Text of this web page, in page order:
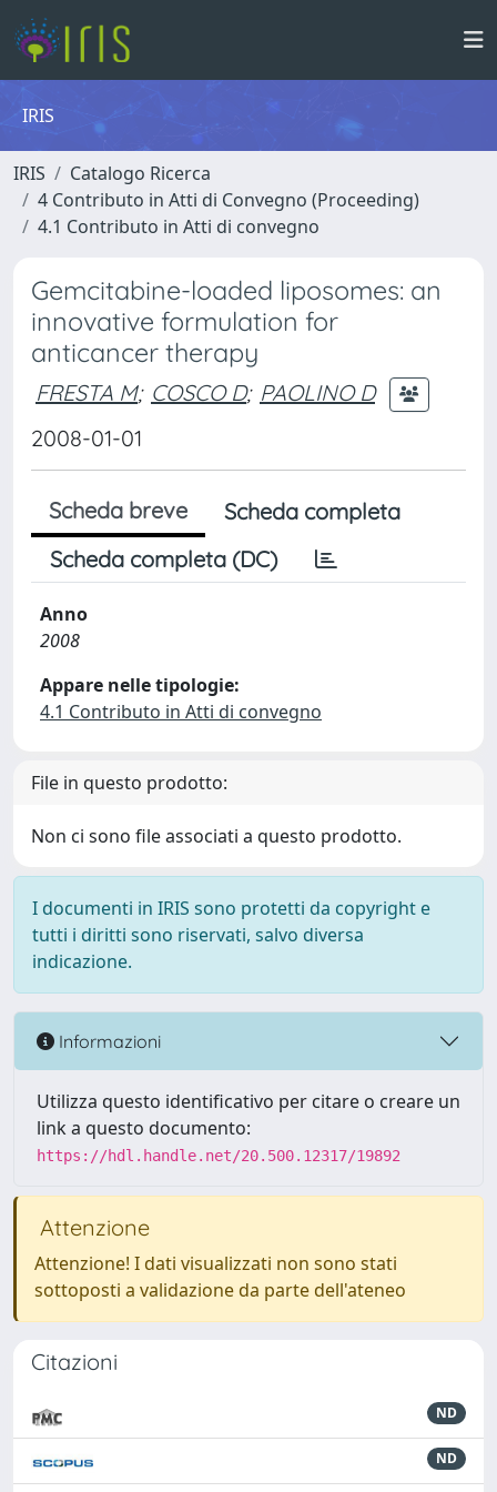
IRIS
IRIS
Catalogo Ricerca
4 Contributo in Atti di Convegno (Proceeding)
4.1 Contributo in Atti di convegno
Gemcitabine-loaded liposomes: an
innovative formulation for
anticancer therapy
FRESTA M; COSCO D; PAOLINO D
2008-01-01
Scheda breve
Scheda completa
Scheda completa (DC)
Anno
2008
Appare nelle tipologie:
4.1 Contributo in Atti di convegno
File in questo prodotto:
Non ci sono file associati a questo prodotto.
I documenti in IRIS sono protetti da copyright e
tutti i diritti sono riservati, salvo diversa
indicazione.
Informazioni
Utilizza questo identificativo per citare o creare un
link a questo documento:
https://hdl.handle.net/20.500.12317/19892
Attenzione
Attenzione! I dati visualizzati non sono stati
sottoposti a validazione da parte dell'ateneo
Citazioni
ND
ND